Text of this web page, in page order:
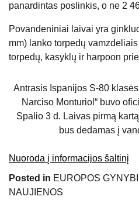
panardintas poslinkis, o ne 2
Povandeniniai laivai yra
mm) lanko torpedų
torpedų, kasyklų ir harpoon
Antrasis Ispanijos S-80
Narciso Monturiol“ buvo
Spalio 3 d. Laivas pirmą
bus dedamas į
Nuoroda į informacijos šaltinį
Posted in EUROPOS
NAUJIENOS